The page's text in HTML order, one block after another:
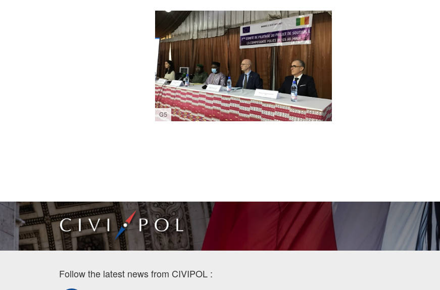
G5
Follow the latest news from CIVIPOL :